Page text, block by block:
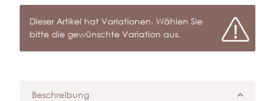
x
Dieser Artikel hat Variationen. Wählen Sie
bitte die gewünschte Variation aus.
Beschreibung